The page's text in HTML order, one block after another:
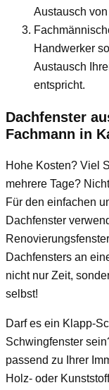
Austausch
Handwerker
Austausch
entspricht.
Dachfenster
Fachmann in
Hohe Kosten? Viel
mehrere Tage?
Für den einfachen
Dachfenster
Dachfensters an
nicht nur Zeit,
selbst!
Darf es ein Klapp-
Schwingfenster
passend zu Ihrer
Holz- oder